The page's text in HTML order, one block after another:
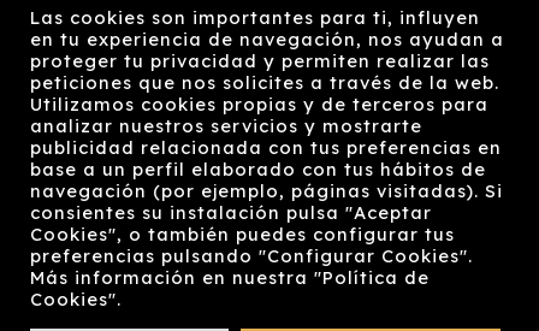
Restaurante Nook
https://restaurantenook.com/
Plaça Reial 8, 08002, Barcelona
© 2022 Grupo Degusplus, S.L. | All Rights
Reserved |
Las cookies son importantes para ti, influyen
en tu experiencia de navegación, nos ayudan a
proteger tu privacidad y permiten realizar las
peticiones que nos solicites a través de la web.
Utilizamos cookies propias y de terceros para
analizar nuestros servicios y mostrarte
publicidad relacionada con tus preferencias en
base a un perfil elaborado con tus hábitos de
navegación (por ejemplo, páginas visitadas). Si
consientes su instalación pulsa "Aceptar
Cookies", o también puedes configurar tus
preferencias pulsando "Configurar Cookies".
Más información en nuestra "Política de
Cookies".